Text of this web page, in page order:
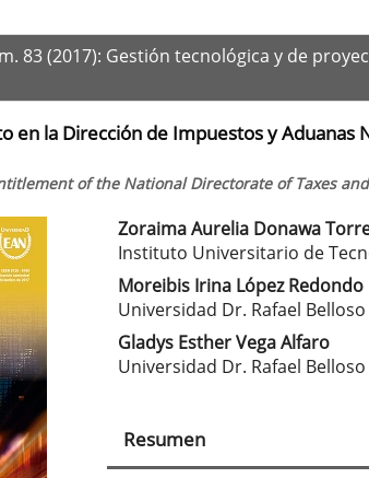
83 (2017): Gestión tecnológica y de
en la Dirección de Impuestos y Aduanas
of the National Directorate of Taxes
Contenido
principal
del
artículo
Zoraima Aurelia Donawa
Instituto Universitario de
Moreibis Irina López Redondo
Universidad Dr. Rafael Belloso
Gladys Esther Vega Alfaro
Universidad Dr. Rafael Belloso
Resumen